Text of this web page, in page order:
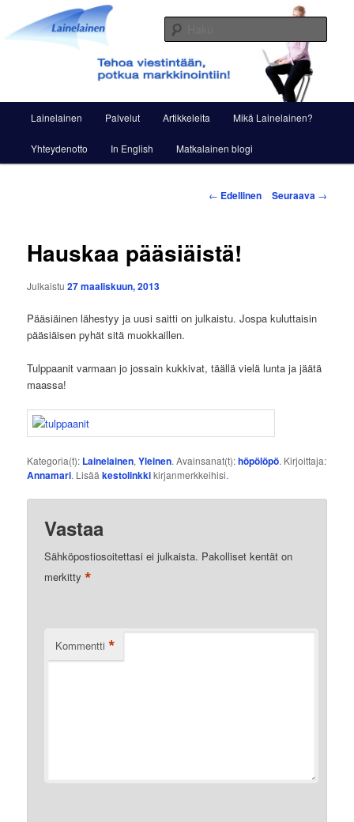
sisältöön
Lainelainen
Viestintää ja markkinointia
Lainelainen Palvelut Artikkeleita Mikä Lainelainen?
Yhteydenotto In English Matkalainen blogi
Artikkelien
← Edellinen Seuraava →
Hauskaa pääsiäistä!
Julkaistu27 maaliskuun, 2013
Pääsiäinen lähestyy ja uusi saitti on julkaistu. Jospa kuluttaisin
pääsiäisen pyhät sitä muokkaillen.
Tulppaanit varmaan jo jossain kukkivat, täällä vielä lunta ja jäätä
maassa!
Kategoria(t): Lainelainen,Yleinen. Avainsanat(t):höpölöpö. Kirjoittaja:
Annamari. Lisääkestolinkkikirjanmerkkeihisi.
Vastaa
Sähköpostiosoitettasi ei julkaista. Pakolliset kentät on
merkitty*
Kommentti *